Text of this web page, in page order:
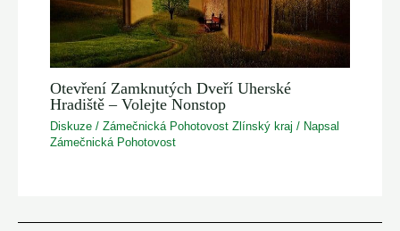
Otevření Zamknutých Dveří Uherské
Hradiště – Volejte Nonstop
Diskuze /Zámečnická Pohotovost Zlínský kraj / Napsal
Zámečnická Pohotovost